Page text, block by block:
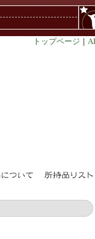
トップページ ｜